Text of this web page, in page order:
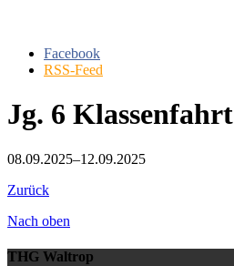
Facebook
RSS-Feed
Jg. 6 Klassenfahrt
08.09.2025–12.09.2025
Zurück
Nach oben
THG Waltrop